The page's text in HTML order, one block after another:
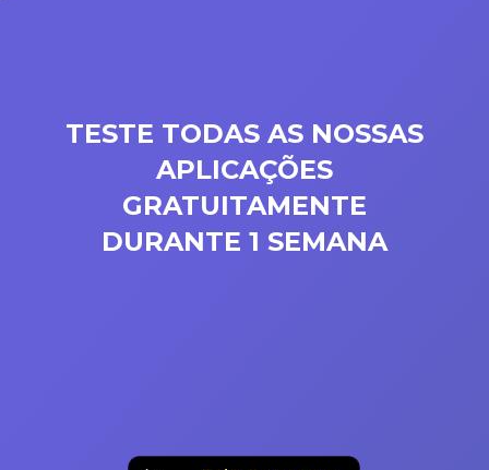
TESTE TODAS AS NOSSAS
APLICAÇÕES
GRATUITAMENTE
DURANTE 1 SEMANA